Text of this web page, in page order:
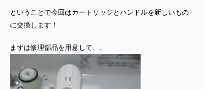
ということで今回はカートリッジとハンドルを新しいもの
に交換します！
まずは修理部品を用意して、、